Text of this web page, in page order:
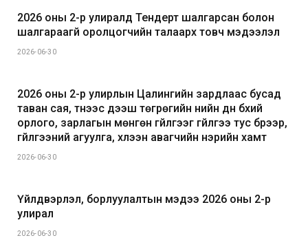
2026 оны 2-р улиралд Тендерт шалгарсан болон
шалгараагүй оролцогчийн талаарх товч мэдээлэл
2026-06-30
2026 оны 2-р улирлын Цалингийн зардлаас бусад
таван сая, түүнээс дээш төгрөгийн үнийн дүн бүхий
орлого, зарлагын мөнгөн гүйлгээг гүйлгээ тус бүрээр,
гүйлгээний агуулга, хүлээн авагчийн нэрийн хамт
2026-06-30
Үйлдвэрлэл, борлуулалтын мэдээ 2026 оны 2-р
улирал
2026-06-30